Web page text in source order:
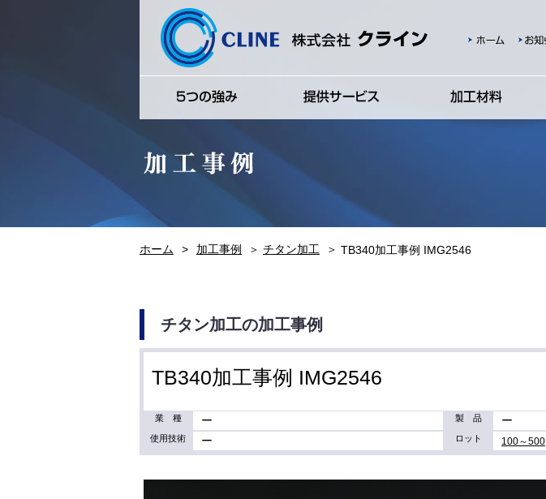
ホーム > 加工事例 ＞ チタン加工 ＞ TB340加工事例 IMG2546
チタン加工の加工事例
TB340加工事例 IMG2546
業 種 ー 製 品 ー
使用技術 ー ロット 100～500